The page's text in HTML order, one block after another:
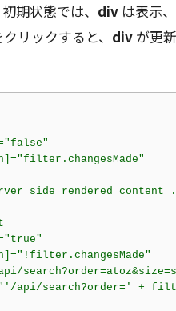
期状態では、 div は表示、
リックすると、 div が更
"false"
]="filter.changesMade"
side rendered content
"true"
]="!filter.changesMade"
api/search?order=' +